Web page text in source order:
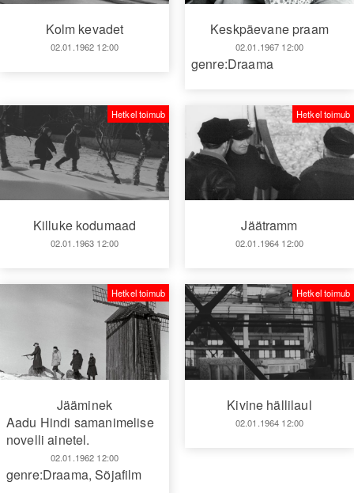
Kolm kevadet
02.01.1962 12:00
Keskpäevane praam
02.01.1967 12:00
genre:Draama
Killuke kodumaad
02.01.1963 12:00
Hetkel toimub
Jäätramm
02.01.1964 12:00
Hetkel toimub
Jääminek
Aadu Hindi samanimelise
novelli ainetel.
02.01.1962 12:00
Hetkel toimub
genre:Draama,Sõjafilm
Kivine hällilaul
02.01.1964 12:00
Hetkel toimub